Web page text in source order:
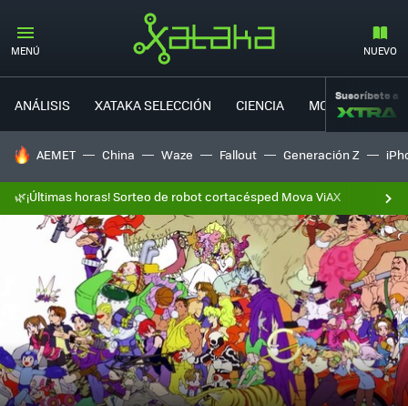
MENÚ NUEVO
ANÁLISIS XATAKA SELECCIÓN CIENCIA MOVILIDAD
Suscríbete a
HOY SE HABLA DE
AEMET China Waze Fallout Generación Z
🌿¡Últimas horas! Sorteo de robot cortacésped Mova ViAX